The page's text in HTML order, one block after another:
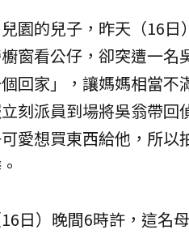
所
28分鐘前
園的兒子，昨天（16日
窗看公仔，卻突遭一名
回家」，讓媽媽相當不
刻派員到場將吳翁帶回
愛想買東西給他，所以
日）晚間6時許，這名